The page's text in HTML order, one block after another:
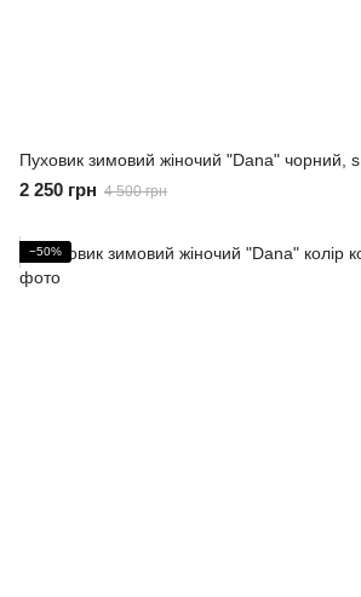
Пуховик зимовий жіночий "Dana" чорний, s
2 250 грн 4 500 грн
−50%